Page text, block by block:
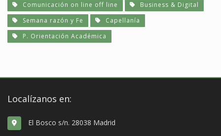
Comunicación on line off line
Business & Digital
Semana razón y Fe
Capellanía
P. Orientación Académica
Localízanos en:
El Bosco s/n. 28038 Madrid